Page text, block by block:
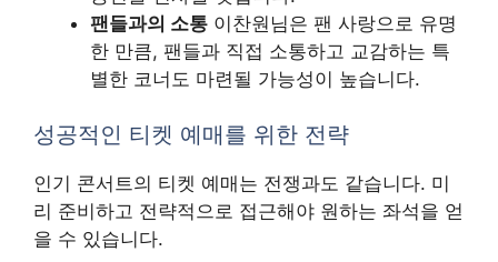
팬들과의 소통 이찬원님은 팬 사랑으로 유명
한 만큼, 팬들과 직접 소통하고 교감하는 특
별한 코너도 마련될 가능성이 높습니다.
성공적인 티켓 예매를 위한 전략
인기 콘서트의 티켓 예매는 전쟁과도 같습니다. 미
리 준비하고 전략적으로 접근해야 원하는 좌석을 얻
을 수 있습니다.